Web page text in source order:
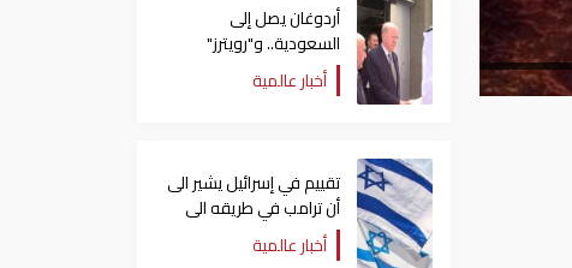
أردوغان يصل إلى
السعودية.. و"رويترز"
تكشف تفاصيل الاتفاق
المرتقب
أخبار عالمية
تقييم في إسرائيل يشير الى
أن ترامب في طريقه الى
إبرام اتفاق مع إيران
أخبار عالمية